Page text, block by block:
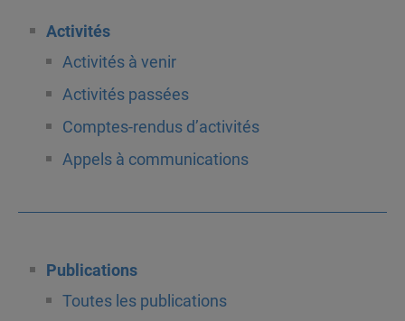
Activités
Activités à venir
Activités passées
Comptes-rendus d’activités
Appels à communications
Publications
Toutes les publications